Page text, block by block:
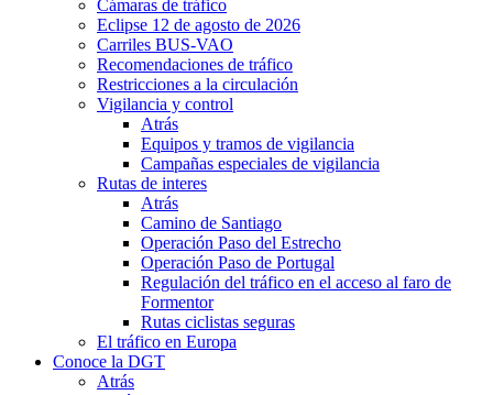
Cámaras de tráfico
Eclipse 12 de agosto de 2026
Carriles BUS-VAO
Recomendaciones de tráfico
Restricciones a la circulación
Vigilancia y control
Atrás
Equipos y tramos de vigilancia
Campañas especiales de vigilancia
Rutas de interes
Atrás
Camino de Santiago
Operación Paso del Estrecho
Operación Paso de Portugal
Regulación del tráfico en el acceso al faro de
Formentor
Rutas ciclistas seguras
El tráfico en Europa
Conoce la DGT
Atrás